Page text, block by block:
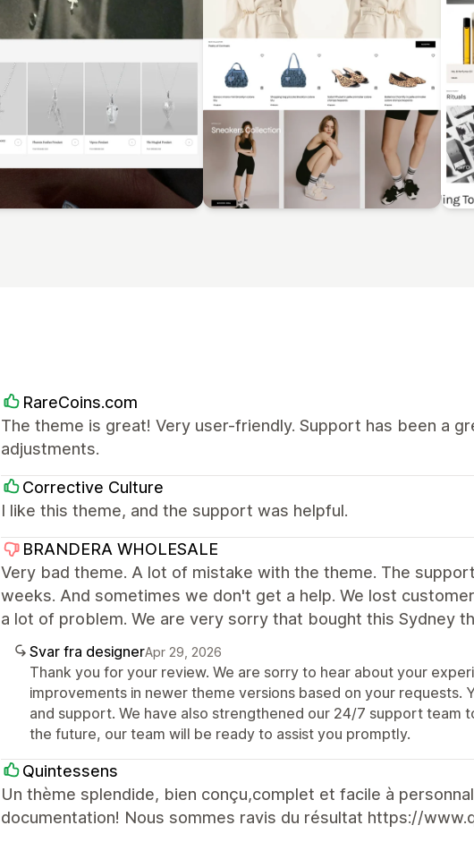
RareCoins.com
The theme is great! Very user-friendly. Support has been a
adjustments.
Corrective Culture
I like this theme, and the support was helpful.
BRANDERA WHOLESALE
Very bad theme. A lot of mistake with the theme. The
weeks. And sometimes we don't get a help. We lost
a lot of problem. We are very sorry that bought this Sydney
Svar fra designerApr 29, 2026
Thank you for your review. We are sorry to hear about your
improvements in newer theme versions based on your requests.
and support. We have also strengthened our 24/7 support team
the future, our team will be ready to assist you promptly.
Quintessens
Un thème splendide, bien conçu,complet et facile à
documentation! Nous sommes ravis du résultat https://